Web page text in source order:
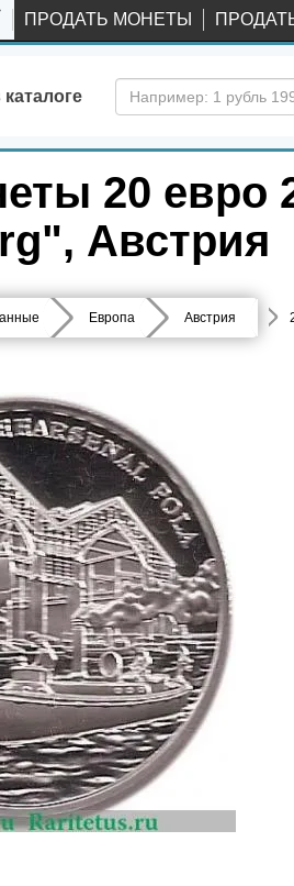
ПРОДАТЬ МОНЕТЫ
20 евро
Австрия
Европа Австрия